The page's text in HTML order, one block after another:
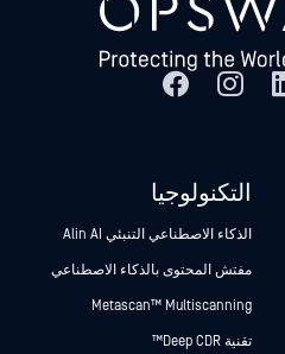
التكنولوجيا
الذكاء الاصطناعي التنبئي Alin AI
مفتش المحتوى بالذكاء الاصطناعي
Metascan™ Multiscanning
تقنية Deep CDR™